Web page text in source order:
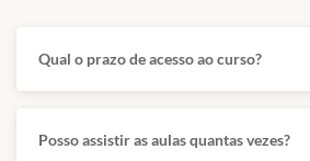
Qual o prazo de acesso ao curso?
Posso assistir as aulas quantas vezes?